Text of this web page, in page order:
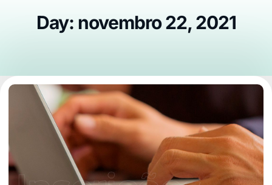
Day: novembro 22, 2021